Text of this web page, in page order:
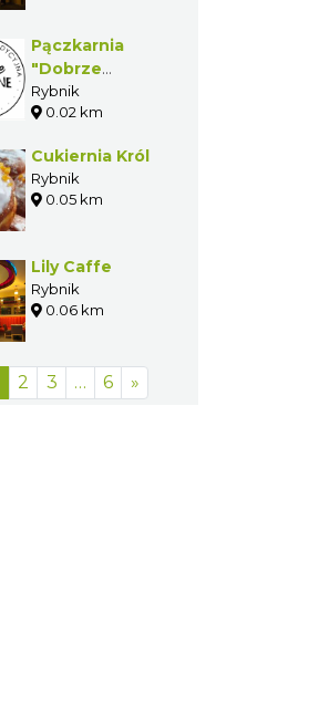
Pączkarnia
"Dobrze
Nadziane"
Rybnik
0.02 km
Cukiernia Król
Rybnik
0.05 km
Lily Caffe
Rybnik
0.06 km
2 3 … 6 »